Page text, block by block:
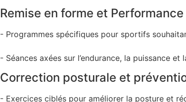
Remise en forme et Performance
- Programmes spécifiques pour sportifs
- Séances axées sur l’endurance, la puissance
Correction posturale et
- Exercices ciblés pour améliorer la posture et